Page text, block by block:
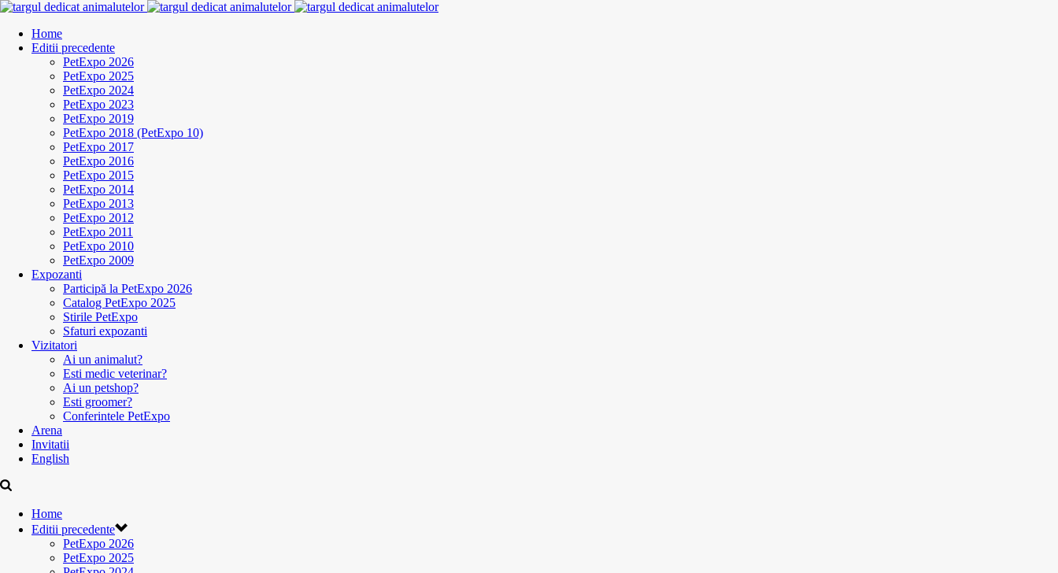
Home
Editii precedente
PetExpo 2026
PetExpo 2025
PetExpo 2024
PetExpo 2023
PetExpo 2019
PetExpo 2018 (PetExpo 10)
PetExpo 2017
PetExpo 2016
PetExpo 2015
PetExpo 2014
PetExpo 2013
PetExpo 2012
PetExpo 2011
PetExpo 2010
PetExpo 2009
Expozanti
Participă la PetExpo 2026
Catalog PetExpo 2025
Stirile PetExpo
Sfaturi expozanti
Vizitatori
Ai un animalut?
Esti medic veterinar?
Ai un petshop?
Esti groomer?
Conferintele PetExpo
Arena
Invitatii
English
Home
Editii precedente
PetExpo 2026
PetExpo 2025